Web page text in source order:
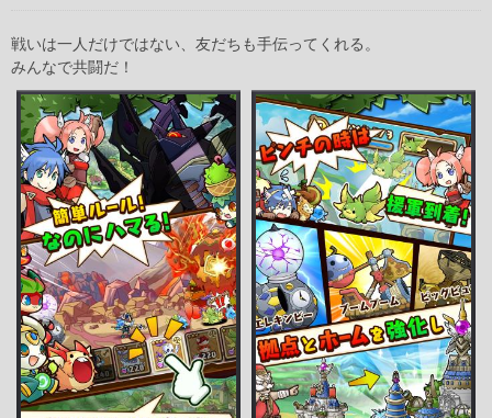
戦いは一人だけではない、友だちも手伝ってくれる。
みんなで共闘だ！